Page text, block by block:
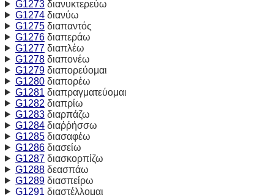
G1273διανυκτερεύω
G1274διανύω
G1275διαπαντός
G1276διαπεράω
G1277διαπλέω
G1278διαπονέω
G1279διαπορεύομαι
G1280διαπορέω
G1281 διαπραγματεύομαι
G1282 διαπρίω
G1283διαρπάζω
G1284διαῤῥήσσω
G1285διασαφέω
G1286διασείω
G1287διασκορπίζω
G1288δεασπάω
G1289διασπείρω
G1291 διαστέλλομαι